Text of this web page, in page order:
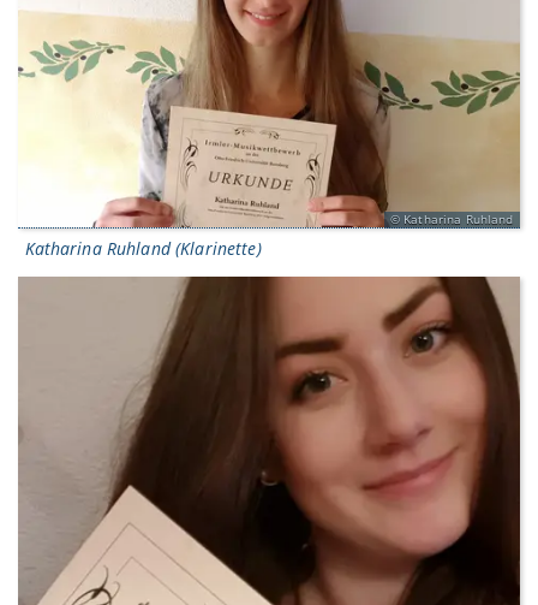
Katharina Ruhland
Katharina Ruhland (Klarinette)